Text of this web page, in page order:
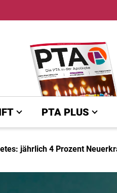
PTA PLUS
jährlich 4 Prozent